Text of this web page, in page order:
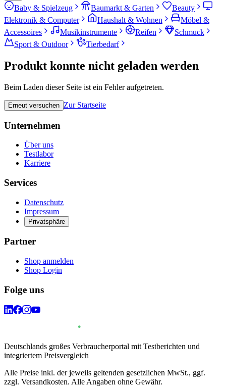
Baby & Spielzeug Baumarkt & Garten
Beauty
Elektronik & Computer
Haushalt & Wohnen
Möbel &
Accessoires
Musikinstrumente Reifen
Schmuck
Sport & Outdoor
Tierbedarf
Produkt konnte nicht geladen werden
Beim Laden dieser Seite ist ein Fehler aufgetreten.
Erneut versuchen Zur Startseite
Unternehmen
Über uns
Testlabor
Karriere
Services
Datenschutz
Impressum
Privatsphäre
Partner
Shop anmelden
Shop Login
Folge uns
Deutschlands großes Verbraucherportal mit Testberichten und
integriertem Preisvergleich
Alle Preise inkl. der jeweils geltenden gesetzlichen MwSt., ggf.
zzgl. Versandkosten. Alle Angaben ohne Gewähr.